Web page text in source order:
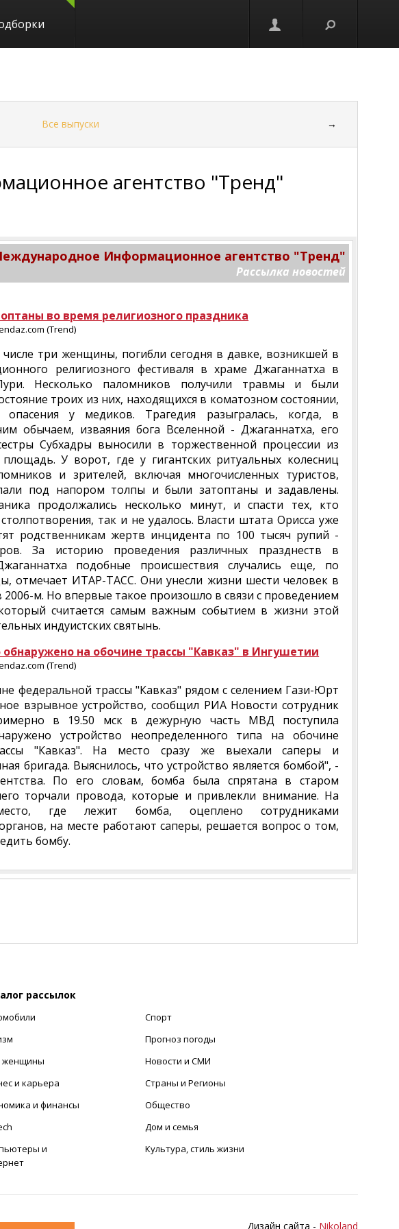
Все выпуски →
агентство "Тренд"
Информационное агентство "Тренд"
Рассылка новостей
во время религиозного праздника
(Trend)
три женщины, погибли сегодня в давке, возникшей в
религиозного фестиваля в храме Джаганнатха в
Несколько паломников получили травмы и были
троих из них, находящихся в коматозном состоянии,
опасения у медиков. Трагедия разыгралась, когда, в
обычаем, изваяния бога Вселенной - Джаганнатха, его
Субхадры выносили в торжественной процессии из
У ворот, где у гигантских ритуальных колесниц
и зрителей, включая многочисленных туристов,
под напором толпы и были затоптаны и задавлены.
продолжались несколько минут, и спасти тех, кто
так и не удалось. Власти штата Орисса уже
родственникам жертв инцидента по 100 тысяч рупий -
За историю проведения различных празднеств в
подобные происшествия случались еще, по
отмечает ИТАР-ТАСС. Они унесли жизни шести человек в
2006-м. Но впервые такое произошло в связи с проведением
считается самым важным событием в жизни этой
индуистских святынь.
обнаружено на обочине трассы "Кавказ" в Ингушетии
(Trend)
федеральной трассы "Кавказ" рядом с селением Гази-Юрт
взрывное устройство, сообщил РИА Новости сотрудник
в 19.50 мск в дежурную часть МВД поступила
устройство неопределенного типа на обочине
"Кавказ". На место сразу же выехали саперы и
бригада. Выяснилось, что устройство является бомбой", -
По его словам, бомба была спрятана в старом
торчали провода, которые и привлекли внимание. На
где лежит бомба, оцеплено сотрудниками
на месте работают саперы, решается вопрос о том,
бомбу.
рассылок
и карьера
и финансы
и
Спорт
Прогноз погоды
Новости и СМИ
Страны и Регионы
Общество
Дом и семья
Культура, стиль жизни
Дизайн сайта - Nikoland